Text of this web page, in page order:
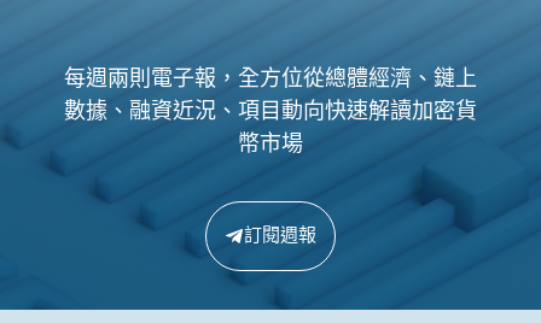
每週兩則電子報，全方位從總體經濟、鏈上
數據、融資近況、項目動向快速解讀加密貨
幣市場
訂閱週報